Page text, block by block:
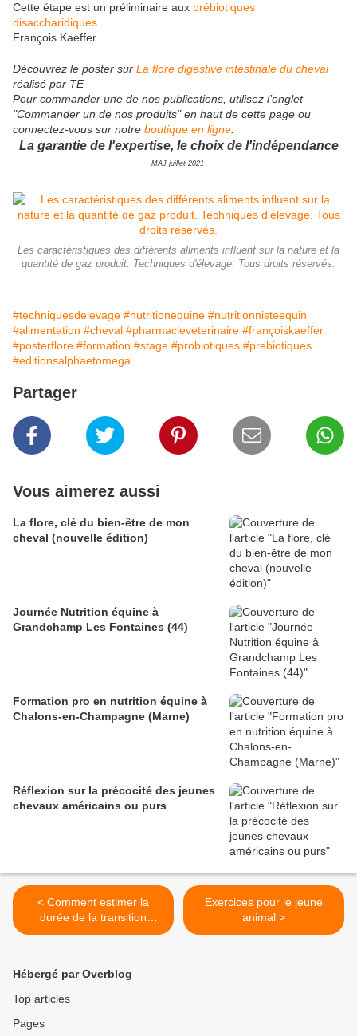
Cette étape est un préliminaire aux prébiotiques
disaccharidiques
François Kaeffer
Découvrez le poster sur La flore digestive intestinale du cheval
réalisé par TE
Pour commander une de nos publications, utilisez l’onglet
"Commander un de nos produits" en haut de cette page ou
connectez-vous sur notre boutique en ligne
La garantie de l'expertise, le choix de l'indépendance
MAJ juillet 2021
Les caractéristiques des différents aliments influent sur la nature et la
quantité de gaz produit. Techniques d'élevage. Tous droits réservés.
#techniquesdelevage #nutritionequine #nutritionnisteequin
#alimentation #cheval #pharmacieveterinaire #françoiskaeffer
#posterflore #formation #stage #probiotiques #prebiotiques
#editionsalphaetomega
Partager
Vous aimerez aussi
La flore, clé du bien-être de mon
cheval (nouvelle édition)
Journée Nutrition équine à
Grandchamp Les Fontaines (44)
Formation pro en nutrition équine à
Chalons-en-Champagne (Marne)
Réflexion sur la précocité des jeunes
chevaux américains ou purs
< Comment estimer la
durée de la transition
nécessaire entre deux
Exercices pour le jeune
animal >
Hébergé par Overblog
Top articles
Pages